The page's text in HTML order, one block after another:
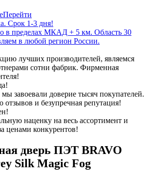
Перейти
Срок 1-3 дня!
в пределах МКАД + 5 км. Область 30
в любой регион России.
лучших производителей, являемся
сотни фабрик. Фирменная
завоевали доверие тысяч покупателей.
отзывов и безупречная репутация!
наценку на весь ассортимент и
ценами конкурентов!
дверь ПЭТ BRAVO
Silk Magic Fog